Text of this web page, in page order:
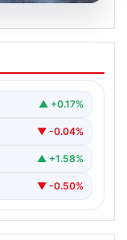
alana
▲ +0.17%
▼ -0.04%
▲ +1.58%
▼ -0.50%